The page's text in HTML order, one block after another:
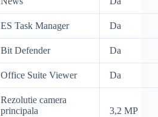
ES Task Manager Da
Bit Defender Da
Office Suite Viewer Da
Rezolutie camera
principala
3,2 MP